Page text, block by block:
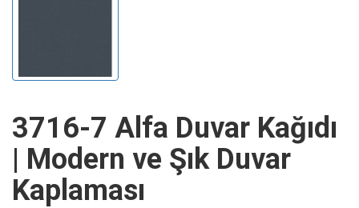
3716-7 Alfa Duvar Kağıdı
| Modern ve Şık Duvar
Kaplaması